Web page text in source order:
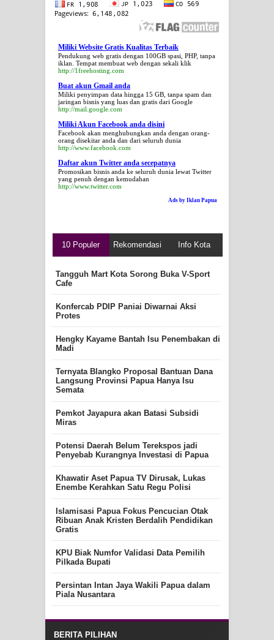
Miliki Website Gratis Kualitas Terbaik
Pendukung web gratis dengan 100GB spasi, PHP, tanpa
iklan. Tempat membuat web dengan sekali klik
http://1freehosting.com
Buat akun Gmail anda
Miliki penyimpan data hingga 15 GB, tanpa spam dan
jaringan bisnis yang luas dan gratis dari Google
http://mail.google.com
Miliki Akun Facebook anda disini
Facebook akan menghubungkan anda dengan orang-
orang disekitar anda dan dari seluruh dunia
http://www.facebook.com
Daftar akun Twitter anda secepatnya
Promosikan bisnis anda ke seluruh dunia lewat Twitter
yang penuh dengan kemudahan
http://www.twitter.com
Ads by Iklan Papua
10 Populer Rekomendasi Info Kota
Tangguh Mart Kota Sorong Buka V-Sport
Cafe
Konfercab PDIP Paniai Diwarnai Aksi
Protes
Hengky Kayame Bantah Isu Penembakan di
Madi
Ternyata Blangko Proposal Bantuan Dana
Langsung Provinsi Papua Hanya Isu
Semata
Pemkot Jayapura akan Batasi Subsidi
Miras
Potensi Daerah Belum Terekspos jadi
Penyebab Kurangnya Investasi di Papua
Khawatir Aset Papua TV Dirusak, Lukas
Enembe Kerahkan Satu Regu Polisi
Islamisasi Papua Fokus Pencucian Otak
Ribuan Anak Kristen Berdalih Pendidikan
Gratis
KPU Biak Numfor Validasi Data Pemilih
Pilkada Bupati
Persintan Intan Jaya Wakili Papua dalam
Piala Nusantara
BERITA PILIHAN